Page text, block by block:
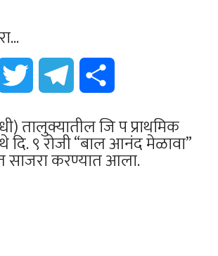
Facebook Twitter Telegram
तालुक्यातील जि प प्राथमिक
दि. ९ रोजी “बाल आनंद मेळावा”
साजरा करण्यात आला.